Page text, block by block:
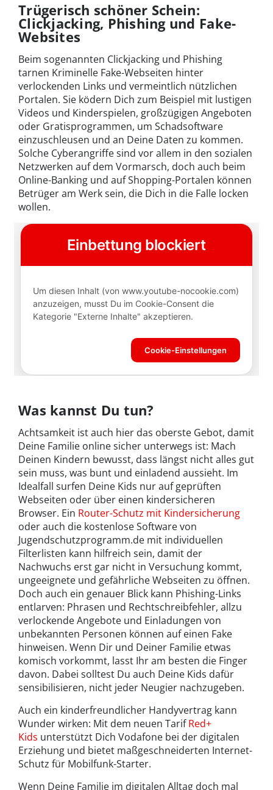
Trügerisch schöner Schein:
Clickjacking, Phishing und Fake-
Websites
Beim sogenannten Clickjacking und Phishing
tarnen Kriminelle Fake-Webseiten hinter
verlockenden Links und vermeintlich nützlichen
Portalen. Sie ködern Dich zum Beispiel mit lustigen
Videos und Kinderspielen, großzügigen Angeboten
oder Gratisprogrammen, um Schadsoftware
einzuschleusen und an Deine Daten zu kommen.
Solche Cyberangriffe sind vor allem in den sozialen
Netzwerken auf dem Vormarsch, doch auch beim
Online-Banking und auf Shopping-Portalen können
Betrüger am Werk sein, die Dich in die Falle locken
wollen.
Was kannst Du tun?
Achtsamkeit ist auch hier das oberste Gebot, damit
Deine Familie online sicher unterwegs ist: Mach
Deinen Kindern bewusst, dass längst nicht alles gut
sein muss, was bunt und einladend aussieht. Im
Idealfall surfen Deine Kids nur auf geprüften
Webseiten oder über einen kindersicheren
Browser. Ein Router-Schutz mit Kindersicherung
oder auch die kostenlose Software von
Jugendschutzprogramm.de mit individuellen
Filterlisten kann hilfreich sein, damit der
Nachwuchs erst gar nicht in Versuchung kommt,
ungeeignete und gefährliche Webseiten zu öffnen.
Doch auch ein genauer Blick kann Phishing-Links
entlarven: Phrasen und Rechtschreibfehler, allzu
verlockende Angebote und Einladungen von
unbekannten Personen können auf einen Fake
hinweisen. Wenn Dir und Deiner Familie etwas
komisch vorkommt, lasst Ihr am besten die Finger
davon. Dabei solltest Du auch Deine Kids dafür
sensibilisieren, nicht jeder Neugier nachzugeben.
Auch ein kinderfreundlicher Handyvertrag kann
Wunder wirken: Mit dem neuen TarifRed+
Kids unterstützt Dich Vodafone bei der digitalen
Erziehung und bietet maßgeschneiderten Internet-
Schutz für Mobilfunk-Starter.
Wenn Deine Familie im digitalen Alltag doch mal